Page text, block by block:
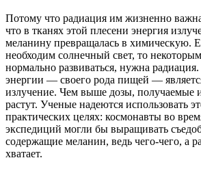
Потому что радиация им жизненно
что в тканях этой плесени энергия
меланину превращалась в химическую.
необходим солнечный свет, то
нормально развиваться, нужна
энергии — своего рода пищей —
излучение. Чем выше дозы, получаемые
растут. Ученые надеются использовать
практических целях: космонавты во
экспедиций могли бы выращивать
содержащие меланин, ведь чего-чего, а
хватает.